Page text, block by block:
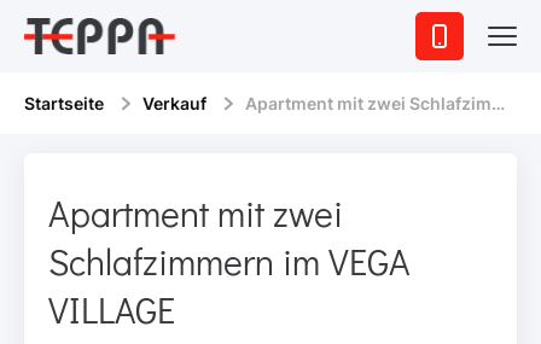
Startseite Verkauf Apartment mit zwei Schlafzimmern im VEGA VILLAGE
Apartment mit zwei
Schlafzimmern im VEGA
VILLAGE